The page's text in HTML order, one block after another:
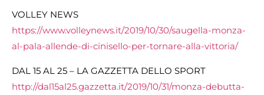
VOLLEY NEWS
https://www.volleynews.it/2019/10/30/saugella-monza-
al-pala-allende-di-cinisello-per-tornare-alla-vittoria/
DAL 15 AL 25 – LA GAZZETTA DELLO SPORT
http://dal15al25.gazzetta.it/2019/10/31/monza-debutta-